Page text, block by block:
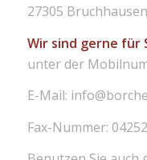
27305
Wir sind gerne für
unter der
E-Mail:
Fax-Nummer: